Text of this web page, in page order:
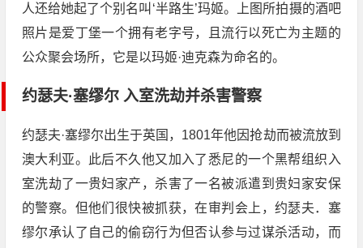
人还给她起了个别名叫‘半路生’玛姬。上图所拍摄的酒吧
照片是爱丁堡一个拥有老字号，且流行以死亡为主题的
公众聚会场所，它是以玛姬·迪克森为命名的。
约瑟夫·塞缪尔 入室洗劫并杀害警察
约瑟夫·塞缪尔出生于英国，1801年他因抢劫而被流放到
澳大利亚。此后不久他又加入了悉尼的一个黑帮组织入
室洗劫了一贵妇家产，杀害了一名被派遣到贵妇家安保
的警察。但他们很快被抓获，在审判会上，约瑟夫．塞
缪尔承认了自己的偷窃行为但否认参与过谋杀活动，而